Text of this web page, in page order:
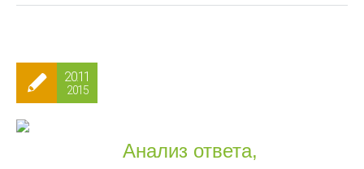
20.11
2015
Анализ ответа,